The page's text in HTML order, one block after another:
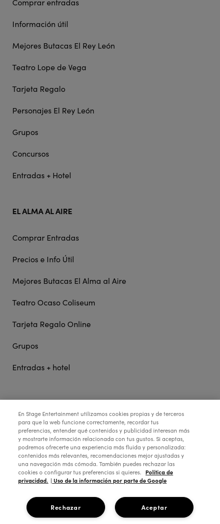
Comprar entradas
Información útil
Mejores Butacas El Rey León
Teatro Lope de Vega
Tarjeta Regalo
Personajes El Rey León
Grupos
Concursos
Entradas + Hotel
EL ALMA AL AIRE
Comprar Entradas
Precios e Info Útil
Mejores Butacas El Alma al Aire
Teatro Ocaso Coliseum
Tarjeta Regalo Online
Grupos
Entradas + hotel
STAGE ENTERTAINMENT
COLABORA:
En Stage Entertainment utilizamos cookies propias y de terceros
para que la web funcione correctamente, recordar tus
preferencias, entender qué contenidos y publicidad interesan más
y mostrarte información relacionada con tus gustos. Si aceptas,
podremos ofrecerte una experiencia más fluida y personalizada:
contenidos más relevantes, recomendaciones mejor ajustadas y
una navegación más cómoda. También puedes rechazar las
cookies o configurar tus preferencias si quieres.
Política de
privacidad. | Uso de la información por parte de Google
Aceptar
Rechazar